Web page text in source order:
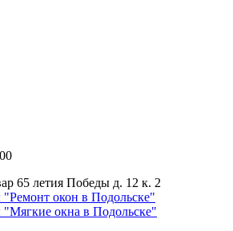
65 летия Победы д. 12 к. 2
окон в Подольске"
окна в Подольске"